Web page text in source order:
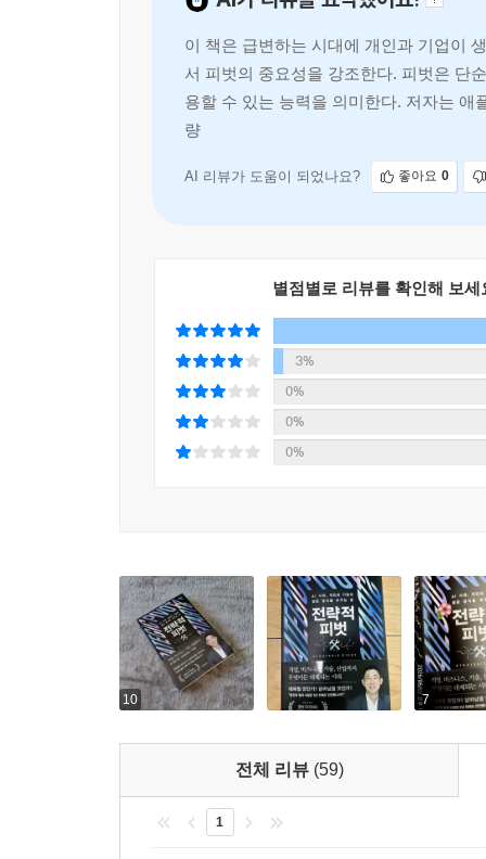
하나의 피벗은 또 다른 피벗을 연쇄적으로 촉발한
저자는 카카오, 애플, 아마존, 레고, 페이팔 등 국
기업은 위기가 닥친 뒤에야 움직이지 않는다. 성
회사는 과거의 성공 방식을 지키고 있는가, 아니
이미 시작된 변화, 이제 어디로 가야 할까?
점검해야 한다. 기업은 기존 제품과 수익 모델
실행하는 전략적 선택이다.
『전략적 피벗』은 변화의 필요성을 말하는 데
남겨야 하는지, 작은 실험을 어떻게 시작해야 하
것인가, 아니면 먼저 방향을 바꿀 것인가.
이 책은 급변하는 시대에 개인과 기업이
서 피벗의 중요성을 강조한다. 피벗은 단
용할 수 있는 능력을 의미한다. 저자는 애
량을 재배치하고 오케스트레이션의 중요
AI 리뷰가 도움이 되었나요? 좋아요 0
별점별로 리뷰를 확인해 보세
3%
0%
0%
0%
10 7
전체 리뷰 (59)
1